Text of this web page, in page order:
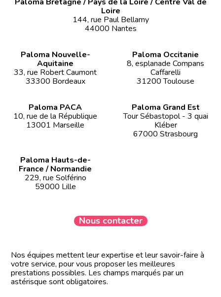
Loire
144, rue Paul Bellamy
44000 Nantes
Paloma Nouvelle-
Aquitaine
33, rue Robert Caumont
33300 Bordeaux
Paloma Occitanie
8, esplanade Compans
Caffarelli
31200 Toulouse
Paloma PACA
10, rue de la République
13001 Marseille
Paloma Grand Est
Tour Sébastopol - 3 quai
Kléber
67000 Strasbourg
Paloma Hauts-de-
France / Normandie
229, rue Solférino
59000 Lille
Nous contacter
Nos équipes mettent leur expertise et leur savoir-faire à
votre service, pour vous proposer les meilleures
prestations possibles. Les champs marqués par un
astérisque sont obligatoires.